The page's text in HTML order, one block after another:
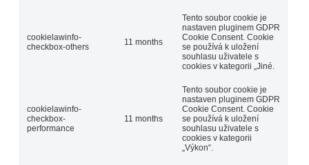
cookielawinfo-
checkbox-others
11 months
Tento soubor cookie je
nastaven pluginem GDPR
Cookie Consent. Cookie
se používá k uložení
souhlasu uživatele s
cookies v kategorii „Jiné.
cookielawinfo-
checkbox-
performance
11 months
Tento soubor cookie je
nastaven pluginem GDPR
Cookie Consent. Cookie
se používá k uložení
souhlasu uživatele s
cookies v kategorii
„Výkon“.